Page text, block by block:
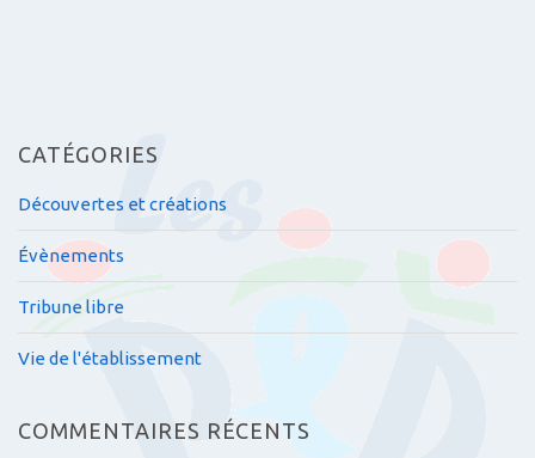
CATÉGORIES
Découvertes et créations
Évènements
Tribune libre
Vie de l'établissement
COMMENTAIRES RÉCENTS